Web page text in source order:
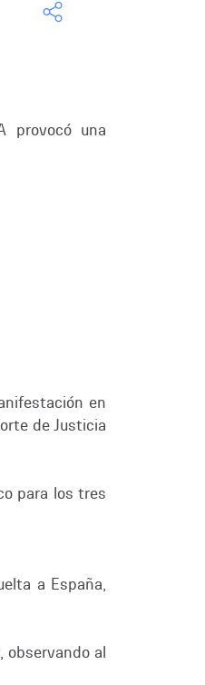
provocó una
en
de Justicia
para los tres
a España,
observando al